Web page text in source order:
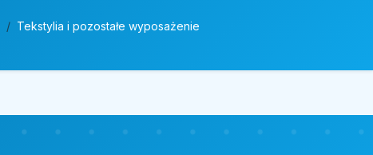
Tekstylia i pozostałe wyposażenie